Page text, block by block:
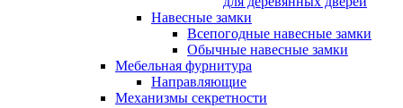
Навесные замки
Всепогодные навесные замки
Обычные навесные замки
Мебельная фурнитура
Направляющие
Механизмы секретности